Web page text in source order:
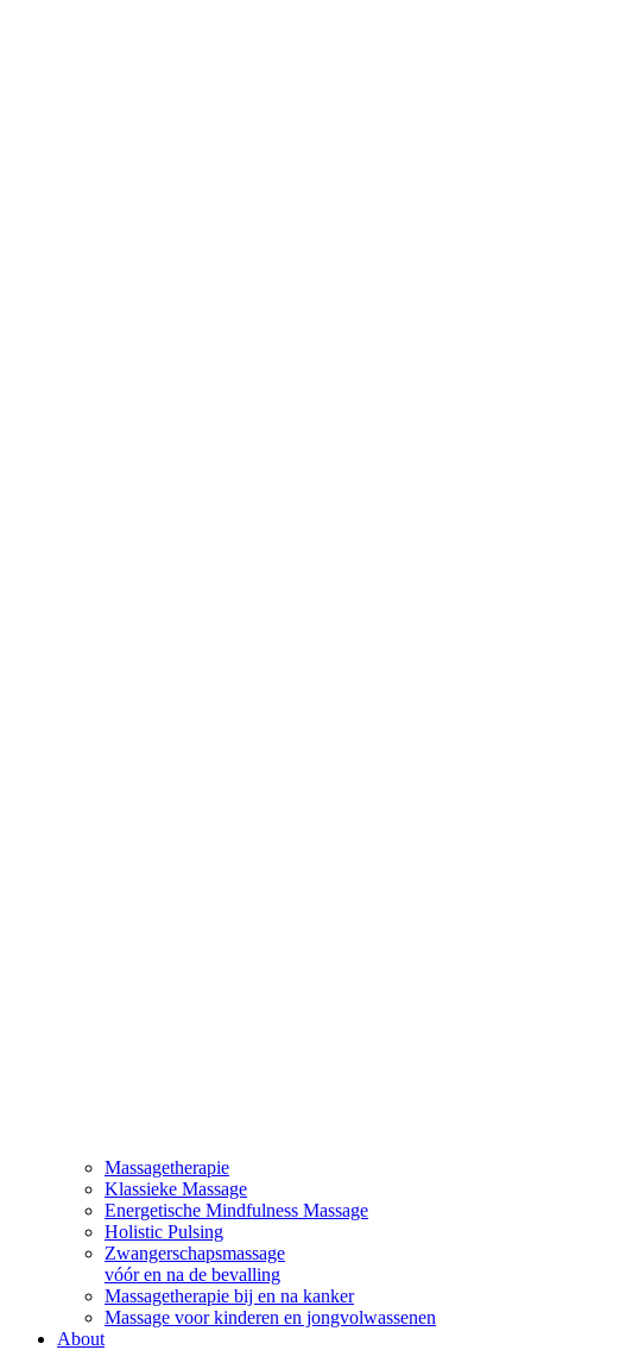
Massagetherapie
Klassieke Massage
Energetische Mindfulness Massage
Holistic Pulsing
Zwangerschapsmassage
vóór en na de bevalling
Massagetherapie bij en na kanker
Massage voor kinderen en jongvolwassenen
About